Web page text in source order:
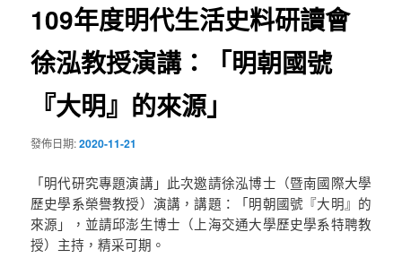
覽
109年度明代生活史料研讀會
徐泓教授演講：「明朝國號
『大明』的來源」
發佈日期:2020-11-21
「明代研究專題演講」此次邀請徐泓博士（暨南國際大學
歷史學系榮譽教授）演講，講題：「明朝國號『大明』的
來源」，並請邱澎生博士（上海交通大學歷史學系特聘教
授）主持，精采可期。